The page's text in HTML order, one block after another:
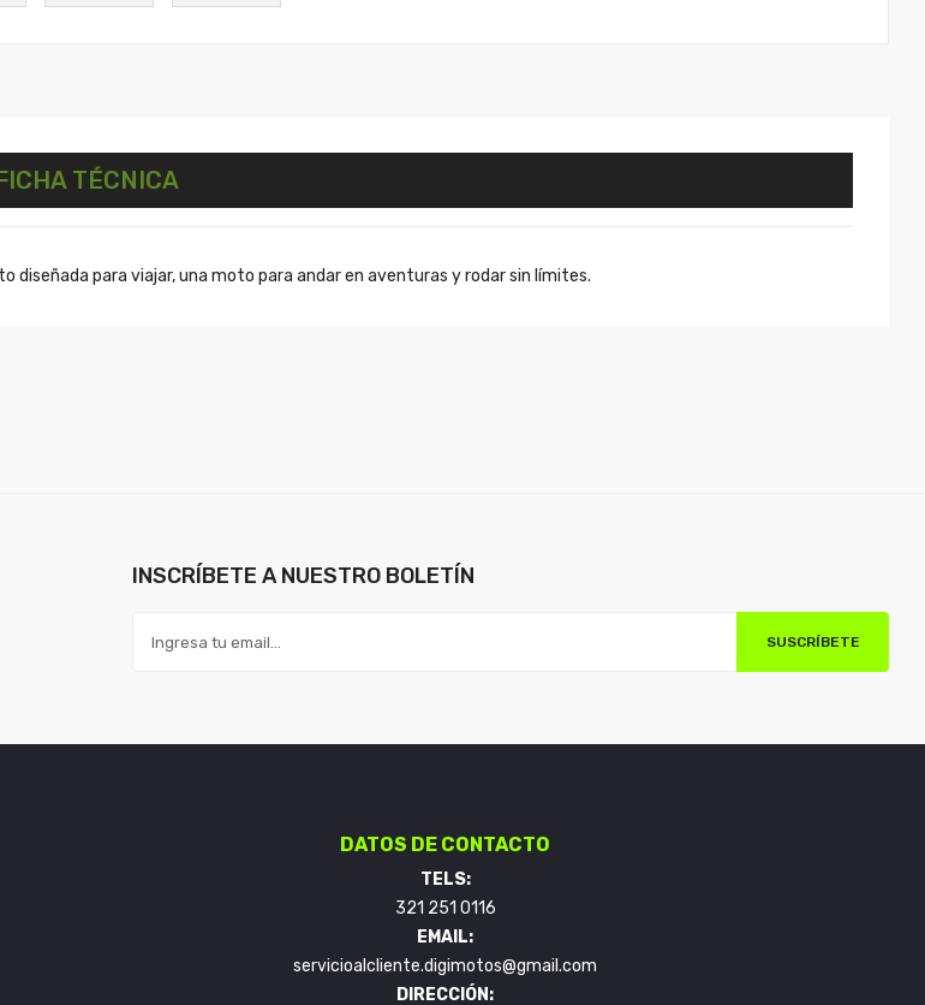
TÉCNICA
diseñada para viajar, una moto para andar en aventuras y rodar sin límites.
INSCRÍBETE A NUESTRO BOLETÍN
SUSCRÍBETE
DATOS DE CONTACTO
TELS:
321 251 0116
EMAIL:
servicioalcliente.digimotos@gmail.com
DIRECCIÓN: